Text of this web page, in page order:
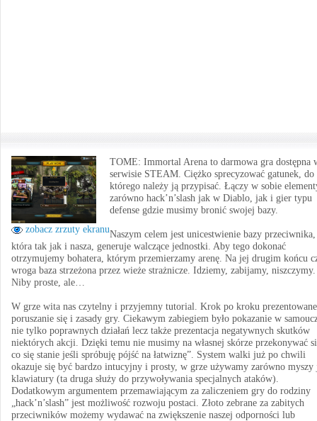
zobacz zrzuty ekranu
TOME: Immortal Arena to darmowa gra dostępna
serwisie STEAM. Ciężko sprecyzować gatunek, do
którego należy ją przypisać. Łączy w sobie
zarówno hack’n’slash jak w Diablo, jak i gier typu
defense gdzie musimy bronić swojej bazy.
Naszym celem jest unicestwienie bazy przeciwnika,
która tak jak i nasza, generuje walczące jednostki. Aby tego dokonać
otrzymujemy bohatera, którym przemierzamy arenę. Na jej drugim końcu
wroga baza strzeżona przez wieże strażnicze. Idziemy, zabijamy, niszczymy.
Niby proste, ale…
W grze wita nas czytelny i przyjemny tutorial. Krok po kroku
poruszanie się i zasady gry. Ciekawym zabiegiem było pokazanie w
nie tylko poprawnych działań lecz także prezentacja negatywnych skutków
niektórych akcji. Dzięki temu nie musimy na własnej skórze przekonywać
co się stanie jeśli spróbuję pójść na łatwiznę”. System walki już po chwili
okazuje się być bardzo intucyjny i prosty, w grze używamy zarówno myszy
klawiatury (ta druga służy do przywoływania specjalnych ataków).
Dodatkowym argumentem przemawiającym za zaliczeniem gry do rodziny
„hack’n’slash” jest możliwość rozwoju postaci. Złoto zebrane za zabitych
przeciwników możemy wydawać na zwiększenie naszej odporności lub